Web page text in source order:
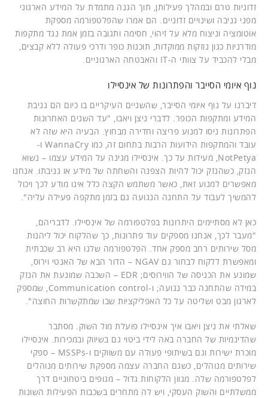
זדוניות טרם ובמהלך פעילותן, תוך הגנה מתמדת על המידע הארגוני
מפני גניבה ושינויים זדוניים. הם אמרו שהפלטפורמה מספקת
אוטומציה וניצוח מלא על זיהוי, חסימה ותגובה בזמן אמת נגד מתקפות
מודרניות כגון נוזקות ממוקדות, תוכנות כופר ודרכי פעולה ללא קבצים,
מבלי להכביד על צוותי ה-IT והאבטחה הארגוניים.
נוף איומי הסייבר והפתרונות של אינסיילו
דיברנו על נוף איומי הסייבר, שהשניים העיקריים בו כיום הם גניבת
המידע ומתקפות הכופר. לדברי ניצן ויאבו, "עד השנים האחרונות
הפתרונות ניסו למנוע פריצה וחדירה מבחוץ. הבעיה היא שזה לא
עובד והמתקפות הידועות הרבות בתחום זה, כמו WannaCry ו-
NotPetya, מעידות על כך. אינסיילו מגינה על המידע עצמו – נשוא
הנזק, כשהנזק יכול להיות הצפנה והשחתה של מידע או גניבתו. אנחנו
מאפשרים למנוע זאת, כאשר משתמש הקצה כלל אינו מודע לכך ויכול
להמשיך לעבוד על התחנה הנגועה גם בזמן מתקפה פעילה עליה".
כאן לא מסתיימים היתרונות בפלטפורמה של אינסיילו. לדבריהם,
"מעבר לכך, אנחנו מספקים עוד פתרונות, כך שהלקוח יכול ליהנות
מסל שירותים רחב מספק אחד. הפלטפורמה שלנו היא רב שכבתית
ומאפשרת ללקוח לבחור גם NGAV – הדור הבא של האנטי וירוס,
שמונע את הכניסה של הווירוסים; EDR – השכבה שמונעת את הנזק
במידה שהתחנה כבר נגועה; ו-Communication control, שמספק
לארגון מבט ושליטה על כל האפליקציות שבו שמתקשרות החוצה".
שאלתי את ניצן ויאבו איך אינסיילו פועלת מול השוק. מסתבר
שהדינמיות של החברה באה לידי ביטוי גם בשיווק ובמכירות. אינסיילו
מוכרת ישירות וגם בשיתופי פעולה עם משווקים ו-MSSPs – ספקי
שירותים מנוהלים, כשגם החברה עצמה מספקת שירותים מנוהלים
לפלטפורמה שלה. מגוון הלקוחות גדול – מגופים ביטחוניים דרך
ממשלתיים והשוק העסקי, ויש לה מתחרים בשכבות הפעילות השונות